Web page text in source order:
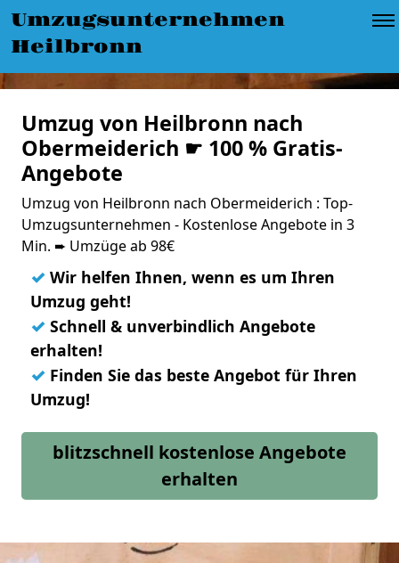
Umzugsunternehmen
Heilbronn
Umzug von Heilbronn nach
Obermeiderich ☛ 100 % Gratis-
Angebote
Umzug von Heilbronn nach Obermeiderich : Top-
Umzugsunternehmen - Kostenlose Angebote in 3
Min. ➨ Umzüge ab 98€
✓ Wir helfen Ihnen, wenn es um Ihren
Umzug geht!
✓ Schnell & unverbindlich Angebote
erhalten!
✓ Finden Sie das beste Angebot für Ihren
Umzug!
blitzschnell kostenlose Angebote
erhalten